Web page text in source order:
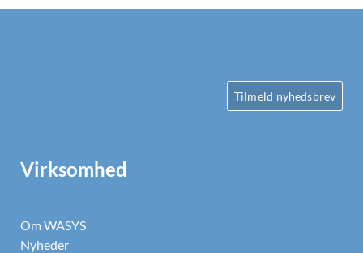
Tilmeld nyhedsbrev
Virksomhed
Om WASYS
Nyheder